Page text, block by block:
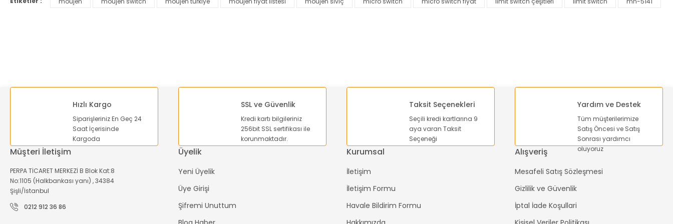
Ürün resmi kalitesiz, bozuk veya görüntülenemiyor.
Hızlı Kargo
Siparişleriniz En Geç 24
Saat İçerisinde
Kargoda
SSL ve Güvenlik
Kredi kartı bilgileriniz
256bit SSL sertifikası ile
korunmaktadır.
Taksit Seçenekleri
Seçili kredi kartlarına 9
aya varan Taksit
Seçeneği
Yardım ve Destek
Tüm müşterilerimize
Satış Öncesi ve Satış
Sonrası yardımcı
oluyoruz
Müşteri İletişim
PERPA TİCARET MERKEZİ B Blok Kat:8
No:1105 (Halkbankası yanı) , 34384
Şişli/İstanbul
0212 912 36 86
Üyelik
Yeni Üyelik
Üye Girişi
Şifremi Unuttum
Kurumsal
İletişim
İletişim Formu
Havale Bildirim Formu
Alışveriş
Mesafeli Satış Sözleşmesi
Gizlilik ve Güvenlik
İptal İade Koşullari